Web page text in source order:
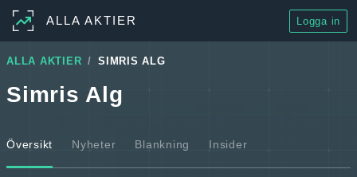
ALLA AKTIER Logga in
ALLA AKTIER SIMRIS ALG
Simris Alg
Översikt Nyheter Blankning Insider